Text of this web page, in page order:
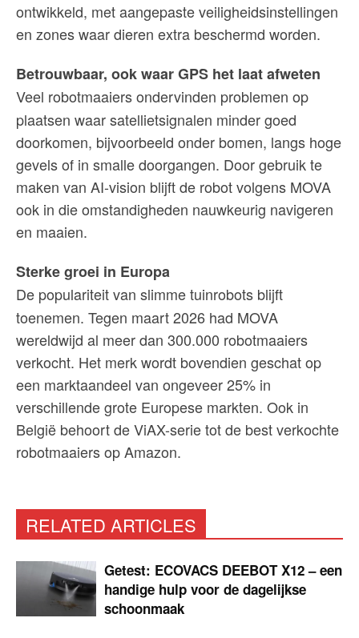
ontwikkeld, met aangepaste veiligheidsinstellingen
en zones waar dieren extra beschermd worden.
Betrouwbaar, ook waar GPS het laat afweten
Veel robotmaaiers ondervinden problemen op
plaatsen waar satellietsignalen minder goed
doorkomen, bijvoorbeeld onder bomen, langs hoge
gevels of in smalle doorgangen. Door gebruik te
maken van AI-vision blijft de robot volgens MOVA
ook in die omstandigheden nauwkeurig navigeren
en maaien.
Sterke groei in Europa
De populariteit van slimme tuinrobots blijft
toenemen. Tegen maart 2026 had MOVA
wereldwijd al meer dan 300.000 robotmaaiers
verkocht. Het merk wordt bovendien geschat op
een marktaandeel van ongeveer 25% in
verschillende grote Europese markten. Ook in
België behoort de ViAX-serie tot de best verkochte
robotmaaiers op Amazon.
RELATED ARTICLES
Getest: ECOVACS DEEBOT X12 – een
handige hulp voor de dagelijkse
schoonmaak